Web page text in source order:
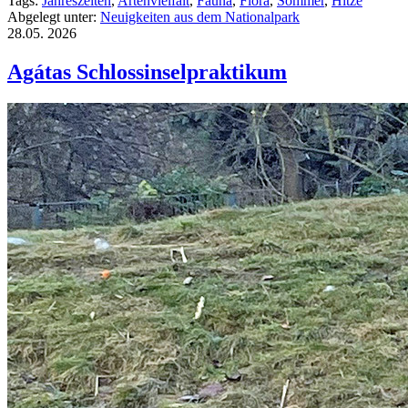
Abgelegt unter: Neuigkeiten aus dem Nationalpark
28.05. 2026
Agátas Schlossinselpraktikum